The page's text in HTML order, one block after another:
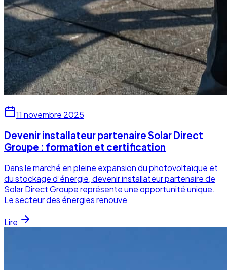
11 novembre 2025
Devenir installateur partenaire Solar Direct
Groupe : formation et certification
Dans le marché en pleine expansion du photovoltaïque et
du stockage d’énergie, devenir installateur partenaire de
Solar Direct Groupe représente une opportunité unique.
Le secteur des énergies renouve
Lire